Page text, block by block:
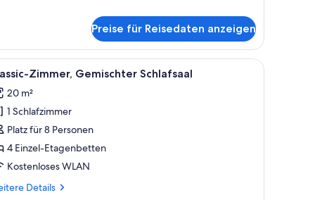
Preise für Reisedaten anzeigen
Blumen.einem Fernseher und einem kleinen Tisch mit einer Kaffeemaschine.
Ein Schlafzimmer mit Etagenbetten,
7 Zimmer, Gemischter Schlafsaal
20 m²
1 Schlafzimmer
Platz für 8 Personen
4 Einzel-Etagenbetten
Kostenloses WLAN
Details